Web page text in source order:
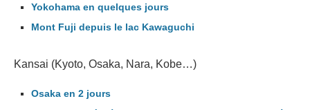
Yokohama en quelques jours
Mont Fuji depuis le lac Kawaguchi
Kansai (Kyoto, Osaka, Nara, Kobe…)
Osaka en 2 jours